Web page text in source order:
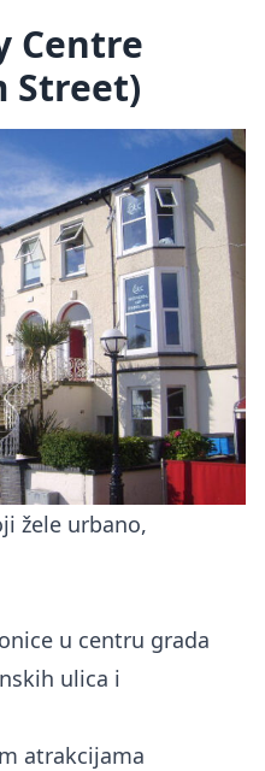
Centre
Street)
žele urbano,
u centru grada
ulica i
atrakcijama